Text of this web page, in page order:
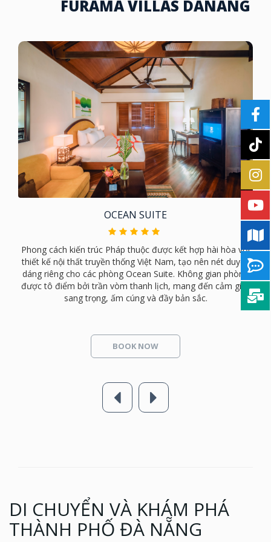
FURAMA VILLAS DANANG
GARDEN SUPERIOR
Thư giãn ngắm hoàng hôn và tận hưởng tầm nhìn hướng
vườn từ ban công rộng rãi của quý khách. Mọi tiện nghi cần
thiết đều được chuẩn bị chu đáo, mang đến không gian lưu
trú thoải mái và dễ chịu.
BOOK NOW
DI CHUYỂN VÀ KHÁM PHÁ
THÀNH PHỐ ĐÀ NẴNG